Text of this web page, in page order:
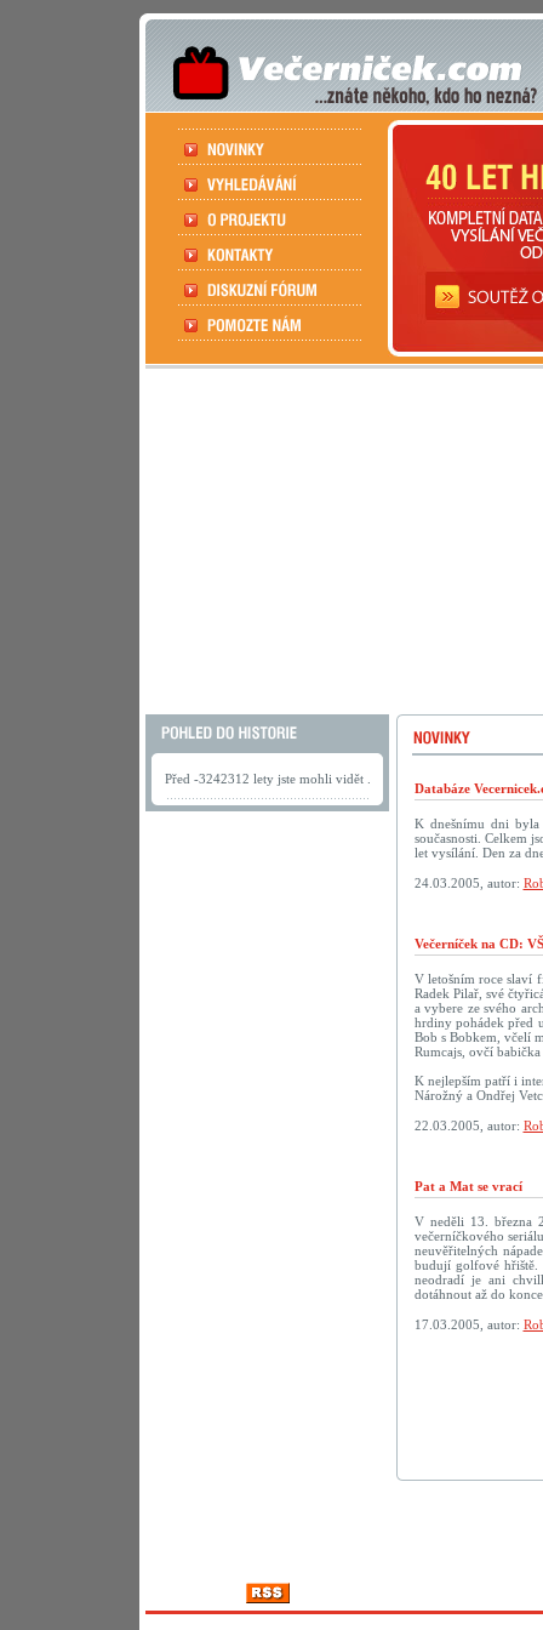
Před -3242312 lety jste mohli vidět .
Databáze
K dnešnímu dni byla
současnosti. Celkem
let vysílání. Den za
24.03.2005, autor:
Večerníček na CD:
V letošním roce slaví
Radek Pilař, své
a vybere ze svého
hrdiny pohádek před
Bob s Bobkem, včelí
Rumcajs, ovčí
K nejlepším patří i
Nárožný a Ondřej
22.03.2005, autor:
Pat a Mat se vrací
V neděli 13. března
večerníčkového
neuvěřitelných
budují golfové hřiště.
neodradí je ani
dotáhnout až do
17.03.2005, autor: